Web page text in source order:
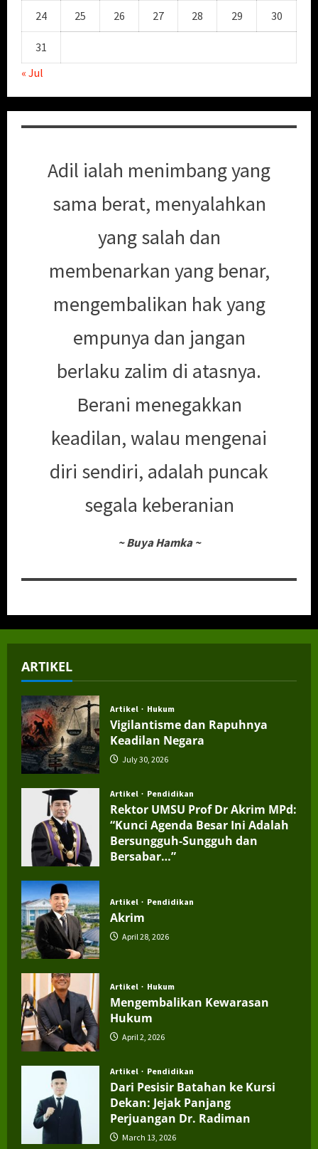
24 25 26 27 28 29 30
31
« Jul
Adil ialah menimbang yang
sama berat, menyalahkan
yang salah dan
membenarkan yang benar,
mengembalikan hak yang
empunya dan jangan
berlaku zalim di atasnya.
Berani menegakkan
keadilan, walau mengenai
diri sendiri, adalah puncak
segala keberanian
~ Buya Hamka ~
ARTIKEL
Artikel Hukum
Vigilantisme dan Rapuhnya
Keadilan Negara
July 30, 2026
Artikel Pendidikan
Rektor UMSU Prof Dr Akrim MPd:
“Kunci Agenda Besar Ini Adalah
Bersungguh-Sungguh dan
Bersabar…”
Artikel Pendidikan
Akrim
April 28, 2026
Artikel Hukum
Mengembalikan Kewarasan
Hukum
April 2, 2026
Artikel Pendidikan
Dari Pesisir Batahan ke Kursi
Dekan: Jejak Panjang
Perjuangan Dr. Radiman
March 13, 2026